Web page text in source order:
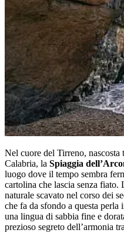
Nel cuore del Tirreno,
Calabria, la Spiaggia
luogo dove il tempo sembra
cartolina che lascia senza fiato.
naturale scavato nel corso dei
che fa da sfondo a questa perla
una lingua di sabbia fine e
prezioso segreto dell’armonia